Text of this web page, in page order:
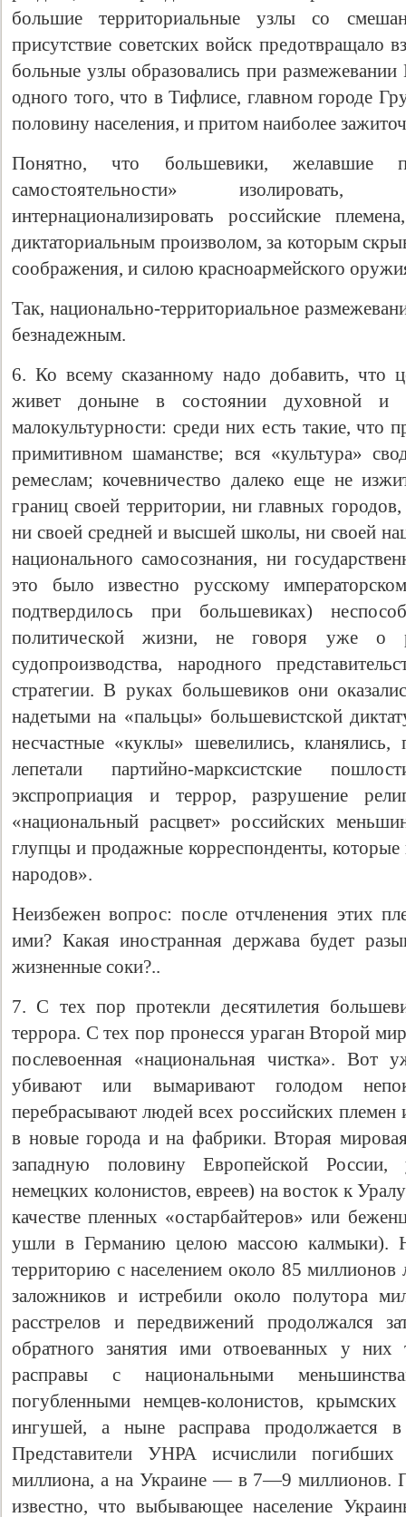
большие территориальные узлы со
присутствие советских войск
больные узлы образовались при
одного того, что в Тифлисе, главном городе
половину населения, и притом наиболее
Понятно, что большевики, желавшие
самостоятельности» изолировать,
интернационализировать российские
диктаториальным произволом, за которым
соображения, и силою красноармейского
Так, национально-территориальное
безнадежным.
6. Ко всему сказанному надо добавить, что
живет доныне в состоянии духовной и
малокультурности: среди них есть такие, что
примитивном шаманстве; вся «культура»
ремеслам; кочевничество далеко еще не
границ своей территории, ни главных
ни своей средней и высшей школы, ни своей
национального самосознания, ни
это было известно русскому
подтвердилось при большевиках)
политической жизни, не говоря уже о
судопроизводства, народного
стратегии. В руках большевиков они
надетыми на «пальцы» большевистской
несчастные «куклы» шевелились,
лепетали партийно-марксистские
экспроприация и террор, разрушение
«национальный расцвет» российских
глупцы и продажные корреспонденты, которые
народов».
Неизбежен вопрос: после отчленения этих
ими? Какая иностранная держава будет
жизненные соки?..
7. С тех пор протекли десятилетия
террора. С тех пор пронесся ураган Второй
послевоенная «национальная чистка». Вот
убивают или вымаривают голодом
перебрасывают людей всех российских племен
в новые города и на фабрики. Вторая
западную половину Европейской России,
немецких колонистов, евреев) на восток к
качестве пленных «остарбайтеров» или
ушли в Германию целою массою калмыки).
территорию с населением около 85 миллионов
заложников и истребили около полутора
расстрелов и передвижений продолжался
обратного занятия ими отвоеванных у них
расправы с национальными
погубленными немцев-колонистов,
ингушей, а ныне расправа продолжается
Представители УНРА исчислили
миллиона, а на Украине — в 7—9 миллионов.
известно, что выбывающее население